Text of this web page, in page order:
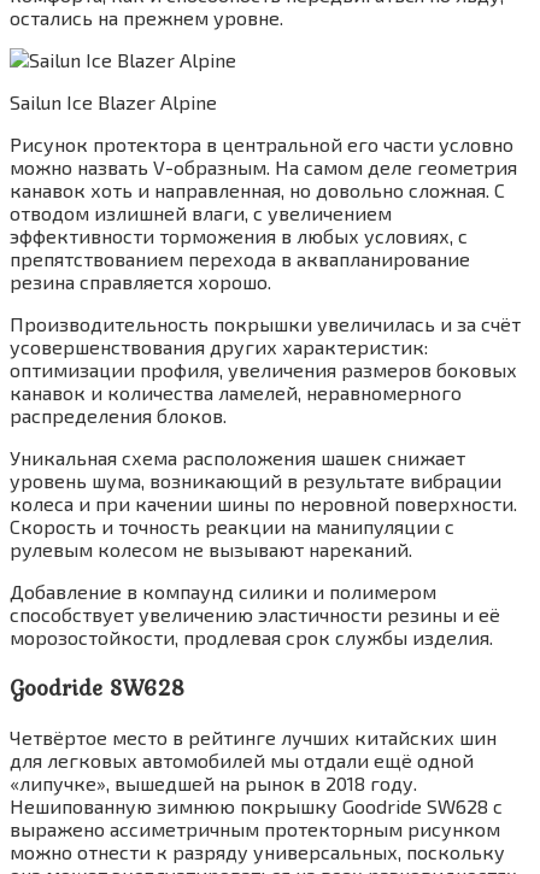
остались на прежнем уровне.
Sailun Ice Blazer Alpine
Рисунок протектора в центральной его части условно
можно назвать V-образным. На самом деле геометрия
канавок хоть и направленная, но довольно сложная. С
отводом излишней влаги, с увеличением
эффективности торможения в любых условиях, с
препятствованием перехода в аквапланирование
резина справляется хорошо.
Производительность покрышки увеличилась и за счёт
усовершенствования других характеристик:
оптимизации профиля, увеличения размеров боковых
канавок и количества ламелей, неравномерного
распределения блоков.
Уникальная схема расположения шашек снижает
уровень шума, возникающий в результате вибрации
колеса и при качении шины по неровной поверхности.
Скорость и точность реакции на манипуляции с
рулевым колесом не вызывают нареканий.
Добавление в компаунд силики и полимером
способствует увеличению эластичности резины и её
морозостойкости, продлевая срок службы изделия.
Goodride SW628
Четвёртое место в рейтинге лучших китайских шин
для легковых автомобилей мы отдали ещё одной
«липучке», вышедшей на рынок в 2018 году.
Нешипованную зимнюю покрышку Goodride SW628 с
выражено ассиметричным протекторным рисунком
можно отнести к разряду универсальных, поскольку